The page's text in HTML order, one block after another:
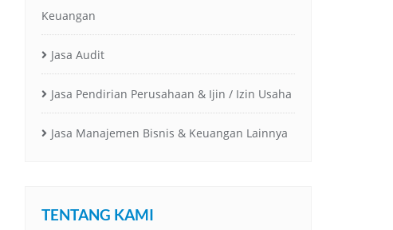
Keuangan
Jasa Audit
Jasa Pendirian Perusahaan & Ijin / Izin Usaha
Jasa Manajemen Bisnis & Keuangan Lainnya
TENTANG KAMI